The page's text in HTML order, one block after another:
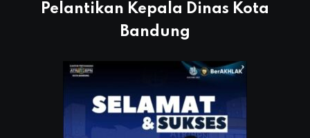
Pelantikan Kepala Dinas Kota
Bandung